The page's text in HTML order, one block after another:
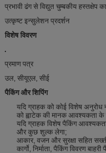
प्रभावी ढंग से विद्युत चुम्बकीय हस्तक्षेप
उत्कृष्ट इन्सुलेशन प्रदर्शन
विशेष विवरण
प्रमाण पत्र
उल, सीयूएल, सीई
पैकिंग और शिपिंग
यदि ग्राहक को कोई विशेष
को ह्वाटेक की मानक आवश्यकता
यदि ग्राहक विशेष पैकिंग
और कुछ शुल्क लेगा;
आकार, वजन और सुरक्षा सहित
कार्गो, निर्माता, पैकिंग विवरण